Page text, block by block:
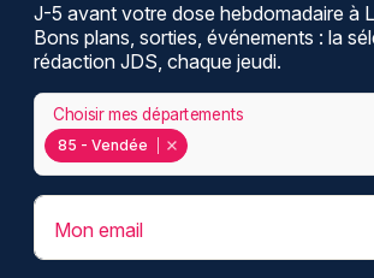
J-5 avant votre dose hebdomadaire à
Bons plans, sorties, événements : la
rédaction JDS, chaque jeudi.
85 - Vendée
Choisir mes départements
Mon email